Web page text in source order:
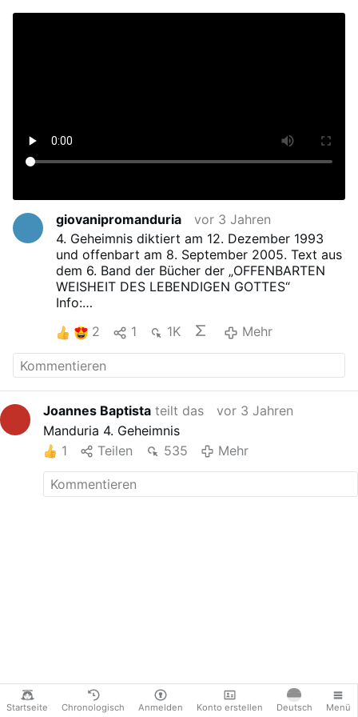
Startseite Chronologisch Anmelden Konto erstellen Deutsch Menü
giovanipromanduria
vor 3 Jahren
4. Geheimnis diktiert am 12. Dezember 1993
und offenbart am 8. September 2005. Text aus
dem 6. Band der Bücher der „OFFENBARTEN
WEISHEIT DES LEBENDIGEN GOTTES“
Info:
www.verginedelleucaristia.net
Giovanipromanduria – I giovani con la
Vergine dell Eucaristia
manduriapparitions.blogspot.com
Facebook: Piccoli figli della Vergine
dell'Eucaristia
Whatsapp: 347 4202257
Youtube:
youtube.com/c/giovaniprom...
2 1 1K Mehr
Joannes Baptista teilt das
vor 3 Jahren
Manduria 4. Geheimnis
1
Teilen 535 Mehr